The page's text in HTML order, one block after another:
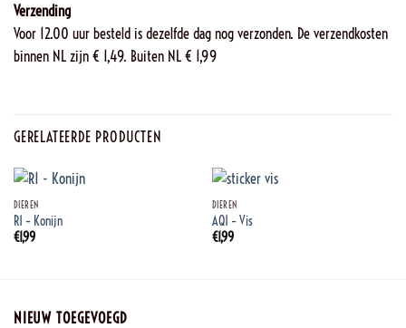
Verzending
Voor 12.00 uur besteld is dezelfde dag nog verzonden. De verzendkosten
binnen NL zijn € 1,49. Buiten NL € 1,99
GERELATEERDE PRODUCTEN
DIEREN
R1 – Konijn
€1,99
DIEREN
AQ1 – Vis
€1,99
NIEUW TOEGEVOEGD